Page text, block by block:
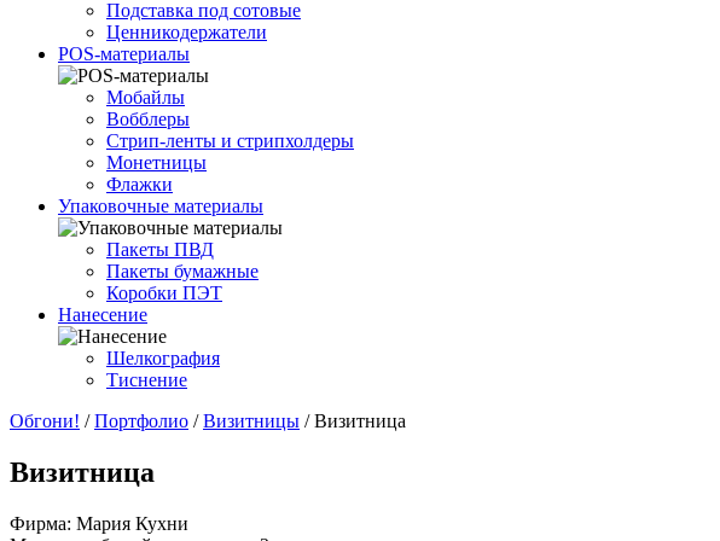
Подставка под сотовые
Ценникодержатели
POS-материалы
Мобайлы
Вобблеры
Cтрип-ленты и стрипхолдеры
Монетницы
Флажки
Упаковочные материалы
Пакеты ПВД
Пакеты бумажные
Коробки ПЭТ
Нанесение
Шелкография
Тиснение
Обгони! /Портфолио /Визитницы /Визитница
Визитница
Фирма: Мария Кухни